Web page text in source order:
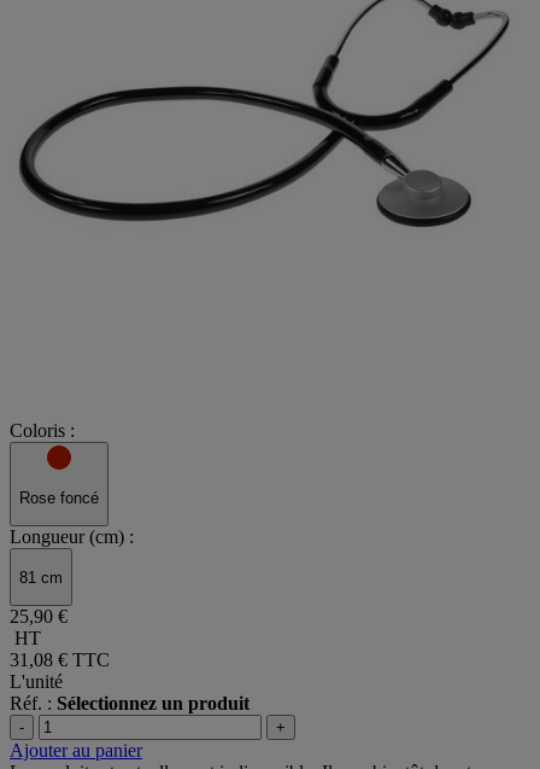
Coloris :
Rose foncé
Longueur (cm) :
81 cm
25,90 €
HT
31,08 € TTC
L'unité
Réf. : Sélectionnez un produit
- +
Ajouter au panier